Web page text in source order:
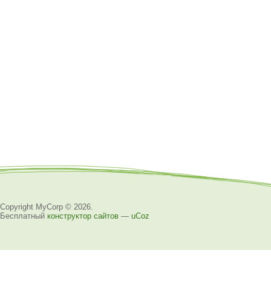
Copyright MyCorp © 2026
Бесплатный конструктор сайтов — uCoz